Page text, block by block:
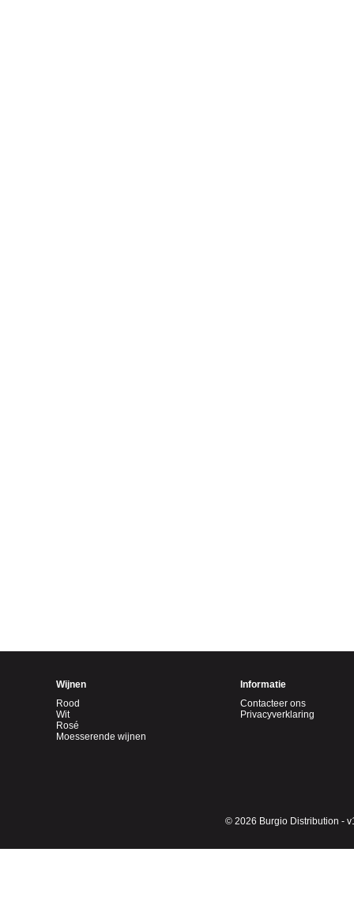
Wijnen
Rood
Wit
Rosé
Moesserende wijnen
Informatie
Contacteer ons
Privacyverklaring
© 2026 Burgio Distribution -